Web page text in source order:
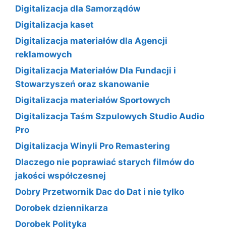
Digitalizacja dla Samorządów
Digitalizacja kaset
Digitalizacja materiałów dla Agencji
reklamowych
Digitalizacja Materiałów Dla Fundacji i
Stowarzyszeń oraz skanowanie
Digitalizacja materiałów Sportowych
Digitalizacja Taśm Szpulowych Studio Audio
Pro
Digitalizacja Winyli Pro Remastering
Dlaczego nie poprawiać starych filmów do
jakości współczesnej
Dobry Przetwornik Dac do Dat i nie tylko
Dorobek dziennikarza
Dorobek Polityka